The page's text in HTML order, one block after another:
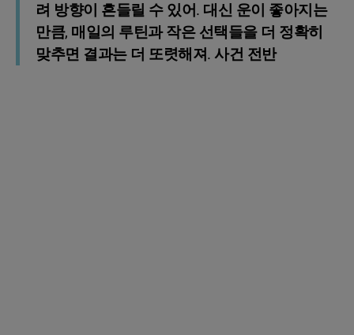
려 방향이 흔들릴 수 있어. 대신 운이 좋아지는
만큼, 매일의 루틴과 작은 선택들을 더 정확히
맞추면 결과는 더 또렷해져. 사건 전반